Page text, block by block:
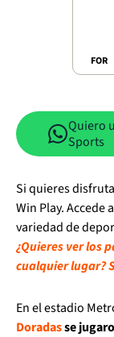
FOR
Quiero
Sports
Si quieres
Win Play. Accede
variedad de
¿Quieres ver los
cualquier lugar?
En el estadio
Doradasse